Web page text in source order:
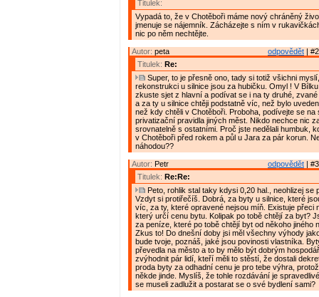
Titulek:
Vypadá to, že v Chotěboři máme nový chráněný
jmenuje se nájemník. Zácházejte s ním v
nic po něm nechtějte.
odpovědět |
Autor: peta
Titulek: Re:
Super, to je přesně ono, tady si totiž všichni
rekonstrukci u silnice jsou za hubičku. Omyl ! V
zkuste sjet z hlavní a podívat se i na ty druhé,
a za ty u silnice chtěji podstatně víc, než bylo
než kdy chtěli v Chotěboři. Proboha, podívejte se na
privatizační pravidla jiných měst. Nikdo nechce nic
srovnatelně s ostatními. Proč jste nedělali humbuk,
v Chotěboři před rokem a půl u Jara za pár korun.
náhodou??
odpovědět |
Autor: Petr
Titulek: Re:Re:
Peto, rohlik stal taky kdysi 0,20 hal., neohlizej se
Vzdyt si protiřečíš. Dobrá, za byty u silnice, které
víc, za ty, které opravené nejsou míň. Existuje přeci
který určí cenu bytu. Kolipak po tobě chtějí za byt?
za peníze, které po tobě chtějí byt od někoho jiného
Zkus to! Do dnešní doby jsi měl všechny výhody
bude tvoje, poznáš, jaké jsou povinosti vlastníka.
převedla na město a to by mělo být dobrým
zvýhodnit pár lidí, kteří měli to stěstí, že dostali
proda byty za odhadní cenu je pro tebe výhra,
někde jinde. Myslíš, že tohle rozdávání je
se museli zadlužit a postarat se o své bydlení sami?